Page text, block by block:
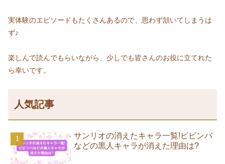
実体験のエピソードもたくさんあるので、思わず頷いてしまうは
ず♪
楽しんで読んでもらいながら、少しでも皆さんのお役に立てれた
ら幸いです。
人気記事
サンリオの消えたキャラ一覧!ビビンバ
などの黒人キャラが消えた理由は?